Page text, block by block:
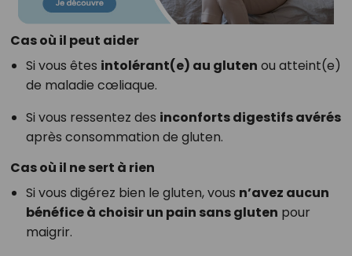
Cas où il peut aider
Si vous êtes intolérant(e) au gluten ou atteint(e)
de maladie cœliaque.
Si vous ressentez des inconforts digestifs avérés
après consommation de gluten.
Cas où il ne sert à rien
Si vous digérez bien le gluten, vous n’avez aucun
bénéfice à choisir un pain sans gluten pour
maigrir.